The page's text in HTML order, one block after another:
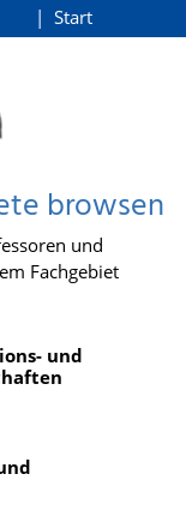
Start
browsen
und
Fachgebiet
und